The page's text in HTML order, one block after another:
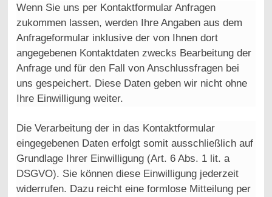
Wenn Sie uns per Kontaktformular Anfragen
zukommen lassen, werden Ihre Angaben aus dem
Anfrageformular inklusive der von Ihnen dort
angegebenen Kontaktdaten zwecks Bearbeitung der
Anfrage und für den Fall von Anschlussfragen bei
uns gespeichert. Diese Daten geben wir nicht ohne
Ihre Einwilligung weiter.
Die Verarbeitung der in das Kontaktformular
eingegebenen Daten erfolgt somit ausschließlich auf
Grundlage Ihrer Einwilligung (Art. 6 Abs. 1 lit. a
DSGVO). Sie können diese Einwilligung jederzeit
widerrufen. Dazu reicht eine formlose Mitteilung per